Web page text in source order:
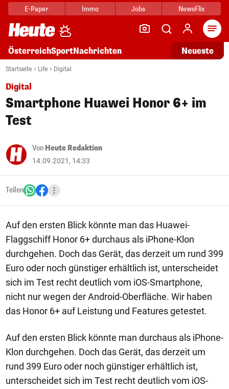
E-Paper Immo Jobs NewsFlix
ÖsterreichSportNachrichten Neueste
Startseite Life Digital
Digital
Smartphone Huawei Honor 6+ im
Test
Von Heute Redaktion
14.09.2021, 14:33
Teilen
Auf den ersten Blick könnte man das Huawei-
Flaggschiff Honor 6+ durchaus als iPhone-Klon
durchgehen. Doch das Gerät, das derzeit um rund 399
Euro oder noch günstiger erhältlich ist, unterscheidet
sich im Test recht deutlich vom iOS-Smartphone,
nicht nur wegen der Android-Oberfläche. Wir haben
das Honor 6+ auf Leistung und Features getestet.
Auf den ersten Blick könnte man durchaus als iPhone-
Klon durchgehen. Doch das Gerät, das derzeit um
rund 399 Euro oder noch günstiger erhältlich ist,
unterscheidet sich im Test recht deutlich vom iOS-